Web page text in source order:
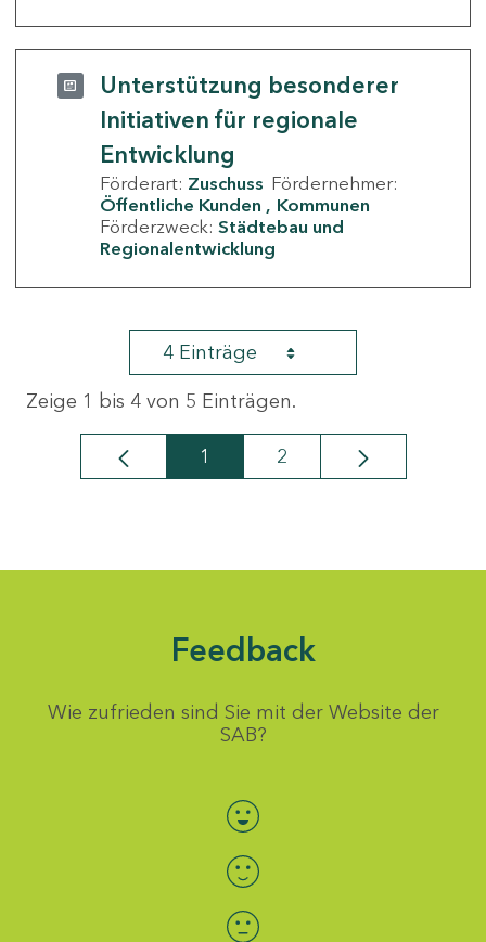
Unterstützung besonderer
Initiativen für regionale
Entwicklung
Förderart: Zuschuss Fördernehmer:
Öffentliche Kunden
Kommunen
Förderzweck: Städtebau und
Regionalentwicklung
4 Einträge
Zeige 1 bis 4 von 5 Einträgen.
Seite
1 Seite
2
Feedback
Wie zufrieden sind Sie mit der Website der
SAB?
Bewertung auswählen